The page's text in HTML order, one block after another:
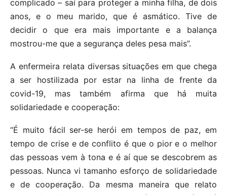
complicado – saí para proteger a minha filha, de dois
anos, e o meu marido, que é asmático. Tive de
decidir o que era mais importante e a balança
mostrou-me que a segurança deles pesa mais”.
A enfermeira relata diversas situações em que chega
a ser hostilizada por estar na linha de frente da
covid-19, mas também afirma que há muita
solidariedade e cooperação:
“É muito fácil ser-se herói em tempos de paz, em
tempo de crise e de conflito é que o pior e o melhor
das pessoas vem à tona e é aí que se descobrem as
pessoas. Nunca vi tamanho esforço de solidariedade
e de cooperação. Da mesma maneira que relato